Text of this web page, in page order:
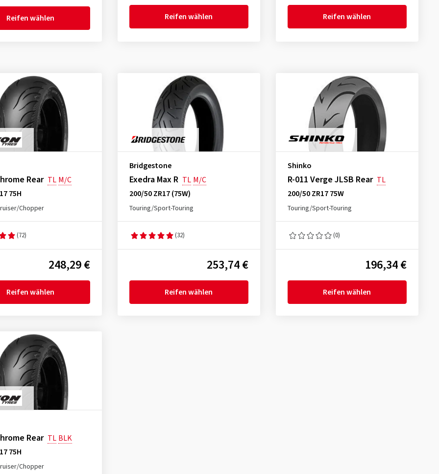
Reifen wählen Reifen wählen Reifen wählen
Rear TL M/C
75H
Chopper
(72)
248,29 €
Reifen wählen
Bridgestone
Exedra Max R TL M/C
200/50 ZR17 (75W)
Touring/Sport-Touring
(32)
253,74 €
Reifen wählen
Shinko
R-011 Verge JLSB Rear TL
200/50 ZR17 75W
Touring/Sport-Touring
(0)
196,34 €
Reifen wählen
Rear TL BLK
75H
Chopper